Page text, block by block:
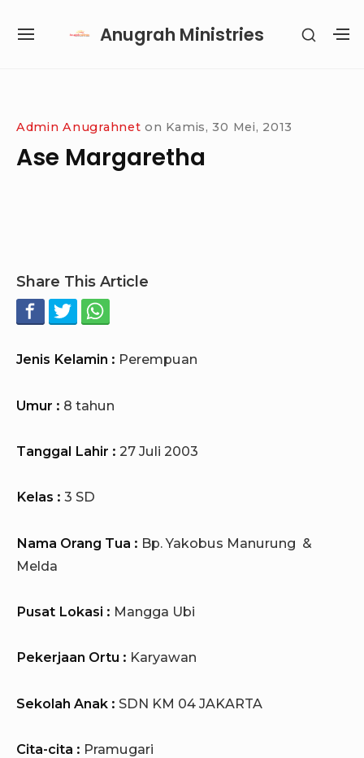
Anugrah Ministries
SITE
SHOW
Admin Anugrahnet on Kamis, 30 Mei, 2013
Ase Margaretha
Share This Article
Jenis Kelamin : Perempuan
Umur : 8 tahun
Tanggal Lahir : 27 Juli 2003
Kelas : 3 SD
Nama Orang Tua : Bp. Yakobus Manurung &
Melda
Pusat Lokasi : Mangga Ubi
Pekerjaan Ortu : Karyawan
Sekolah Anak : SDN KM 04 JAKARTA
Cita-cita : Pramugari